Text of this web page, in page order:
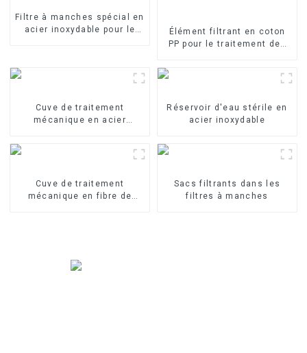
Filtre à manches spécial en
acier inoxydable pour le
Élément filtrant en coton
PP pour le traitement des
filtrant en PP fondu-soufflé
Cuve de traitement
mécanique en acier
Réservoir d'eau stérile en
acier inoxydable
Cuve de traitement
mécanique en fibre de
Sacs filtrants dans les
filtres à manches